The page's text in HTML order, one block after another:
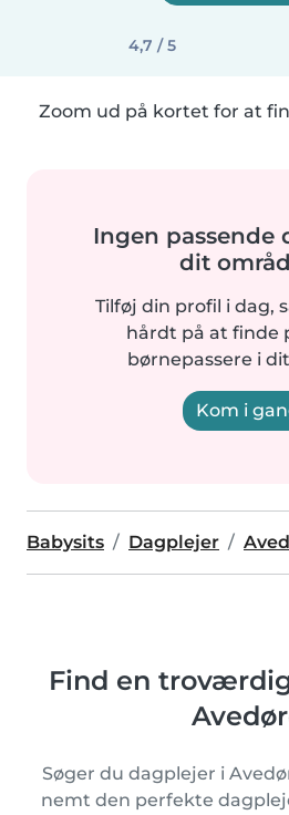
4,7 / 5
Zoom ud på kortet for at
Ingen passende
dit
Tilføj din profil i dag,
hårdt på at finde
børnepassere i
Kom i
Babysits Dagplejer
Find en
Søger du dagplejer i
nemt den perfekte